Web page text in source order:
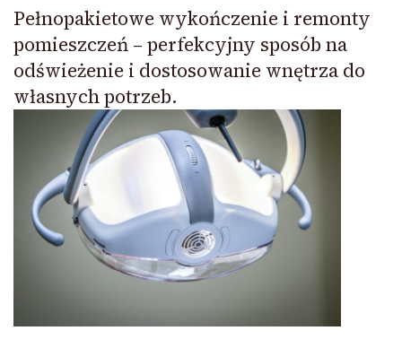
Pełnopakietowe wykończenie i remonty
pomieszczeń – perfekcyjny sposób na
odświeżenie i dostosowanie wnętrza do
własnych potrzeb.